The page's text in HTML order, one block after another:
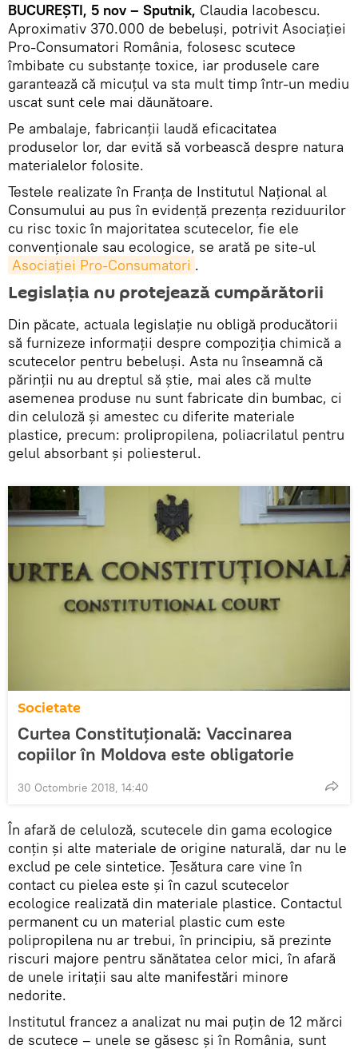
BUCUREŞTI, 5 nov – Sputnik, Claudia Iacobescu.
Aproximativ 370.000 de bebeluşi, potrivit Asociației
Pro-Consumatori România, folosesc scutece
îmbibate cu substanţe toxice, iar produsele care
garantează că micuţul va sta mult timp într-un mediu
uscat sunt cele mai dăunătoare.
Pe ambalaje, fabricanţii laudă eficacitatea
produselor lor, dar evită să vorbească despre natura
materialelor folosite.
Testele realizate în Franţa de Institutul Naţional al
Consumului au pus în evidenţă prezenţa reziduurilor
cu risc toxic în majoritatea scutecelor, fie ele
convenţionale sau ecologice, se arată pe site-ul
Asociaţiei Pro-Consumatori .
Legislaţia nu protejează cumpărătorii
Din păcate, actuala legislaţie nu obligă producătorii
să furnizeze informaţii despre compoziţia chimică a
scutecelor pentru bebeluşi. Asta nu înseamnă că
părinţii nu au dreptul să ştie, mai ales că multe
asemenea produse nu sunt fabricate din bumbac, ci
din celuloză şi amestec cu diferite materiale
plastice, precum: prolipropilena, poliacrilatul pentru
gelul absorbant şi poliesterul.
Societate
Curtea Constituțională: Vaccinarea
copiilor în Moldova este obligatorie
30 Octombrie 2018, 14:40
În afară de celuloză, scutecele din gama ecologice
conţin şi alte materiale de origine naturală, dar nu le
exclud pe cele sintetice. Ţesătura care vine în
contact cu pielea este şi în cazul scutecelor
ecologice realizată din materiale plastice. Contactul
permanent cu un material plastic cum este
polipropilena nu ar trebui, în principiu, să prezinte
riscuri majore pentru sănătatea celor mici, în afară
de unele iritaţii sau alte manifestări minore
nedorite.
Institutul francez a analizat nu mai puţin de 12 mărci
de scutece – unele se găsesc şi în România, sunt